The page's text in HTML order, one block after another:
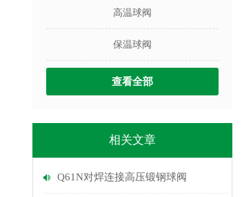
高温球阀
保温球阀
查看全部
相关文章
Q61N对焊连接高压锻钢球阀